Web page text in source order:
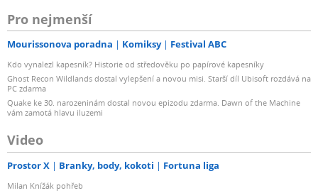
Pro nejmenší
Mourissonova poradna Komiksy Festival ABC
Kdo vynalezl kapesník? Historie od středověku po papírové kapesníky
Ghost Recon Wildlands dostal vylepšení a novou misi. Starší díl Ubisoft rozdává na
PC zdarma
Quake ke 30. narozeninám dostal novou epizodu zdarma. Dawn of the Machine
vám zamotá hlavu iluzemi
Video
Prostor X Branky, body, kokoti Fortuna liga
Milan Knížák pohřeb